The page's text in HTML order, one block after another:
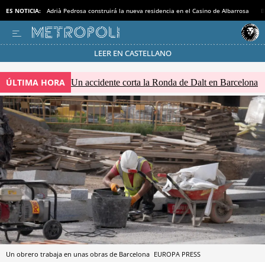
ES NOTICIA: Adrià Pedrosa construirá la nueva residencia en el Casino de Albarrosa
LEER EN CASTELLANO
Pásate al MODO AHORRO
ÚLTIMA HORA Un accidente corta la Ronda de Dalt en Barcelona
Un obrero trabaja en unas obras de Barcelona EUROPA PRESS